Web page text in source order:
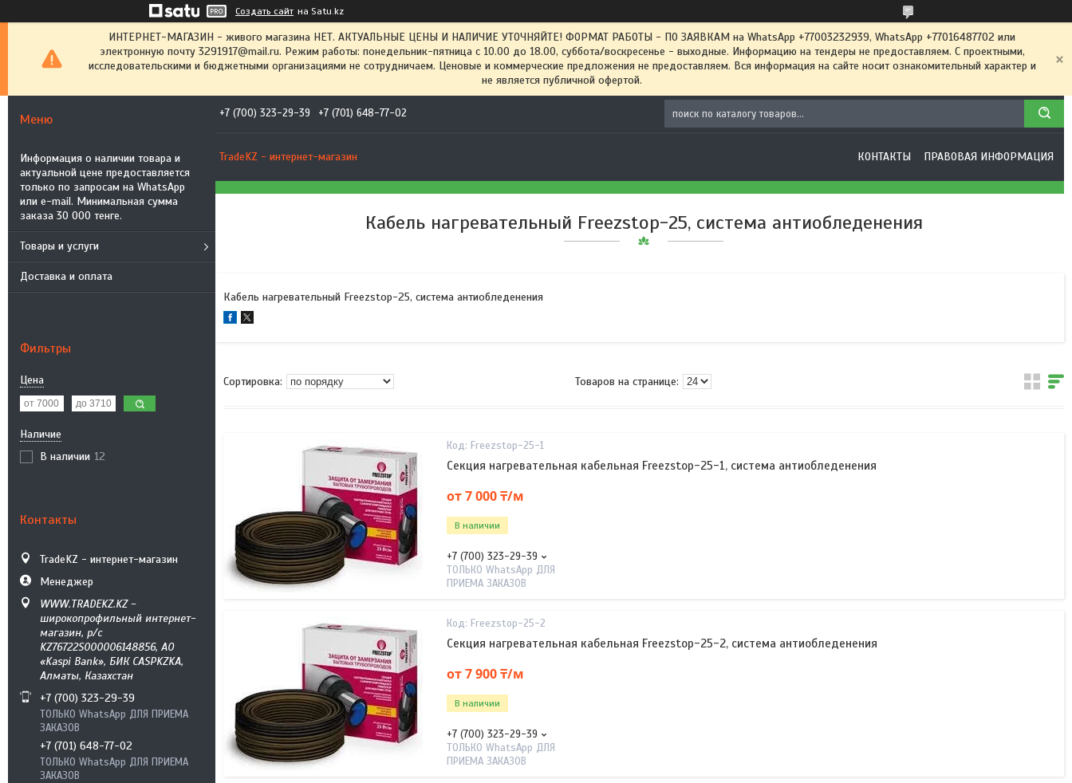
Создать сайт на Satu.kz
ИНТЕРНЕТ-МАГАЗИН - живого магазина НЕТ. АКТУАЛЬНЫЕ ЦЕНЫ И НАЛИЧИЕ УТОЧНЯЙТЕ! ФОРМАТ РАБОТЫ - ПО ЗАЯВКАМ на WhatsApp +77003232939, WhatsApp +77016487702 или
электронную почту 3291917@mail.ru. Режим работы: понедельник-пятница с 10.00 до 18.00, суббота/воскресенье - выходные. Информацию на тендеры не предоставляем. С проектными,
исследовательскими и бюджетными организациями не сотрудничаем. Ценовые и коммерческие предложения не предоставляем. Вся информация на сайте носит ознакомительный характер и
не является публичной офертой.
Информация о наличии товара и
актуальной цене предоставляется
только по запросам на WhatsApp
или e-mail. Минимальная сумма
заказа 30 000 тенге.
Товары и услуги
Доставка и оплата
Фильтры
Цена
Наличие
В наличии 12
Контакты
TradeKZ - интернет-магазин
Менеджер
WWW.TRADEKZ.KZ -
широкопрофильный интернет-
магазин, р/с
KZ76722S000006148856, АО
«Kaspi Bank», БИК CASPKZKA,
Алматы, Казахстан
+7 (700) 323-29-39
ТОЛЬКО WhatsApp ДЛЯ ПРИЕМА
ЗАКАЗОВ
+7 (701) 648-77-02
ТОЛЬКО WhatsApp ДЛЯ ПРИЕМА
ЗАКАЗОВ
+7 (700) 323-29-39 +7 (701) 648-77-02
TradeKZ - интернет-магазин КОНТАКТЫ ПРАВОВАЯ ИНФОРМАЦИЯ
Кабель нагревательный Freezstop-25, система антиобледенения
Кабель нагревательный Freezstop-25, система антиобледенения
Freezstop-25-1
Секция нагревательная кабельная Freezstop-25-1, система антиобледенения
от 7 000 ₸/м
В наличии
+7 (700) 323-29-39
ТОЛЬКО WhatsApp ДЛЯ
ПРИЕМА ЗАКАЗОВ
Freezstop-25-2
Секция нагревательная кабельная Freezstop-25-2, система антиобледенения
от 7 900 ₸/м
В наличии
+7 (700) 323-29-39
ТОЛЬКО WhatsApp ДЛЯ
ПРИЕМА ЗАКАЗОВ